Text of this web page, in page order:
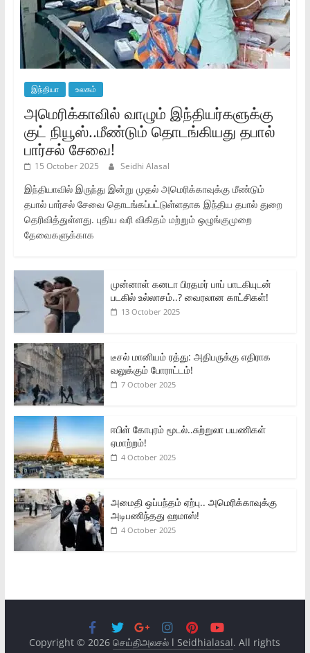
இந்தியா உலகம்
அமெரிக்காவில் வாழும் இந்தியர்களுக்கு
குட் நியூஸ்..மீண்டும் தொடங்கியது தபால்
பார்சல் சேவை!
15 October 2025 Seidhi Alasal
இந்தியாவில் இருந்து இன்று முதல் அமெரிக்காவுக்கு மீண்டும்
தபால் பார்சல் சேவை தொடங்கப்பட்டுள்ளதாக இந்திய தபால் துறை
தெரிவித்துள்ளது. புதிய வரி விகிதம் மற்றும் ஒழுங்குமுறை
தேவைகளுக்காக
முன்னாள் கனடா பிரதமர் பாப் பாடகியுடன்
படகில் உல்லாசம்..? வைரலான காட்சிகள்!
13 October 2025
டீசல் மானியம் ரத்து: அதிபருக்கு எதிராக
வலுக்கும் போராட்டம்!
7 October 2025
ஈபிள் கோபுரம் மூடல்..சுற்றுலா பயணிகள்
ஏமாற்றம்!
4 October 2025
அமைதி ஒப்பந்தம் ஏற்பு.. அமெரிக்காவுக்கு
அடிபணிந்தது ஹமாஸ்!
4 October 2025
Copyright © 2026செய்திஅலசல் l Seidhialasal. All rights